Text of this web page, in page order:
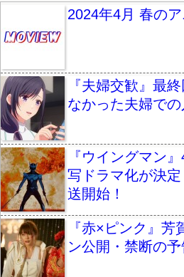
2024年4月 春の
『夫婦交歓』最
なかった夫婦での
『ウイングマン
写ドラマ化が決
送開始！
『赤×ピンク』
ン公開・禁断の予